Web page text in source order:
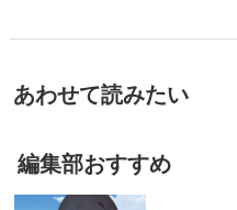
あわせて読みたい
編集部おすすめ